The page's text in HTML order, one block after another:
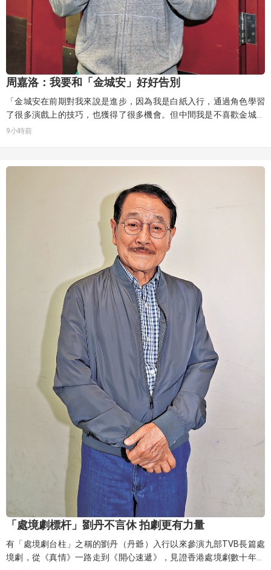
周嘉洛：我要和「金城安」好好告別
「金城安在前期對我來說是進步，因為我是白紙入行，通過角色學習
了很多演戲上的技巧，也獲得了很多機會。但中間我是不喜歡金城安
的，我感覺自己演什麼都走不出金城安的影子，我們關係產生了一些
和平告別，「這對我而言是一件好事，觀眾不會經常看到金城安，對
9小時前
「處境劇標杆」劉丹不言休 拍劇更有力量
有「處境劇台柱」之稱的劉丹（丹爺）入行以來參演九部TVB長篇處
境劇，從《真情》一路走到《開心速遞》，見證香港處境劇數十年變